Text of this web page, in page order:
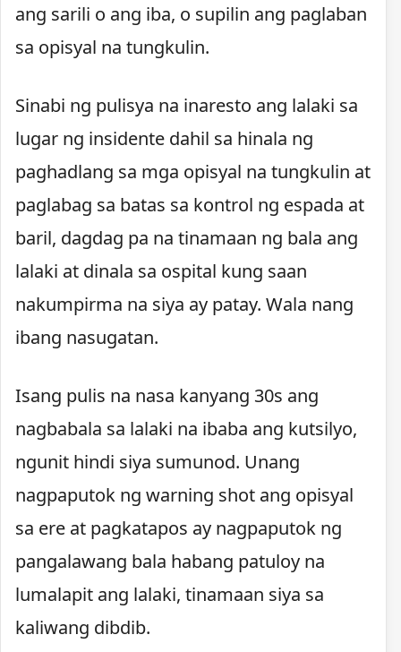
ang sarili o ang iba, o supilin ang paglaban
sa opisyal na tungkulin.
Sinabi ng pulisya na inaresto ang lalaki sa
lugar ng insidente dahil sa hinala ng
paghadlang sa mga opisyal na tungkulin at
paglabag sa batas sa kontrol ng espada at
baril, dagdag pa na tinamaan ng bala ang
lalaki at dinala sa ospital kung saan
nakumpirma na siya ay patay. Wala nang
ibang nasugatan.
Isang pulis na nasa kanyang 30s ang
nagbabala sa lalaki na ibaba ang kutsilyo,
ngunit hindi siya sumunod. Unang
nagpaputok ng warning shot ang opisyal
sa ere at pagkatapos ay nagpaputok ng
pangalawang bala habang patuloy na
lumalapit ang lalaki, tinamaan siya sa
kaliwang dibdib.